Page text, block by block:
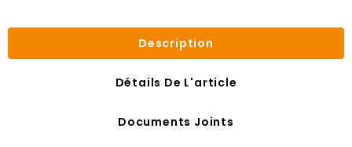
Description
Détails De L'article
Documents Joints